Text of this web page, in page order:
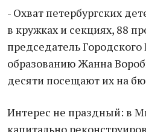
- Охват петербургских
в кружках и секциях, 88
председатель
образованию Жанна
десяти посещают их на
Интерес не праздный: в
капитально